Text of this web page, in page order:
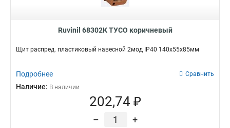
Ruvinil 68302К ТУСО коричневый
Щит распред. пластиковый навесной 2мод IP40 140х55х85мм
Подробнее Сравнить
Наличие: В наличии
202,74 ₽
– +